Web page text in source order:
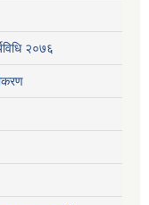
२०७६